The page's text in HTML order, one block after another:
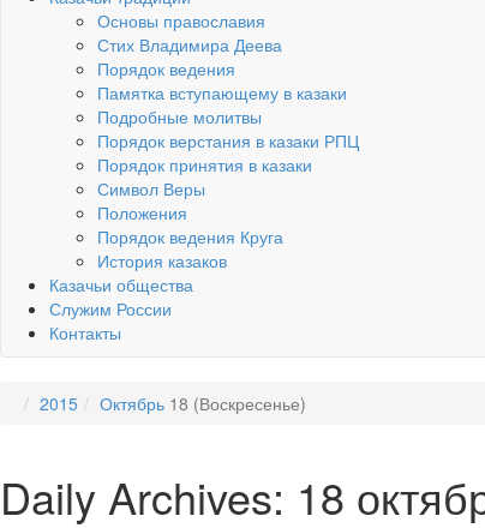
Основы православия
Стих Владимира Деева
Порядок ведения
Памятка вступающему в казаки
Подробные молитвы
Порядок верстания в казаки РПЦ
Порядок принятия в казаки
Символ Веры
Положения
Порядок ведения Круга
История казаков
Казачьи общества
Служим России
Контакты
2015 Октябрь 18 (Воскресенье)
Daily Archives: 18